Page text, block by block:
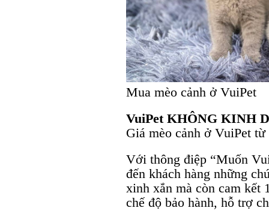
Mua mèo cảnh ở VuiPet
VuiPet KHÔNG KINH
Giá mèo cảnh ở VuiPet
Với thông điệp “Muốn
đến khách hàng những
xinh xắn mà còn cam kết
chế độ bảo hành, hỗ trợ